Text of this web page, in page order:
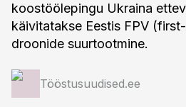
koostöölepingu Ukraina
käivitatakse Eestis FPV
droonide suurtootmine.
Tööstusuudised.ee